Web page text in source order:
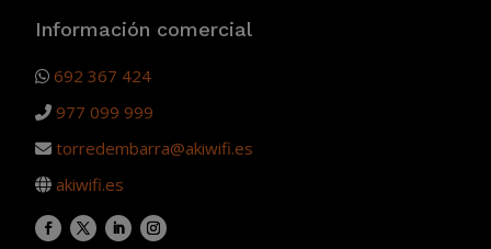
Información comercial
692 367 424
977 099 999
torredembarra@akiwifi.es
akiwifi.es